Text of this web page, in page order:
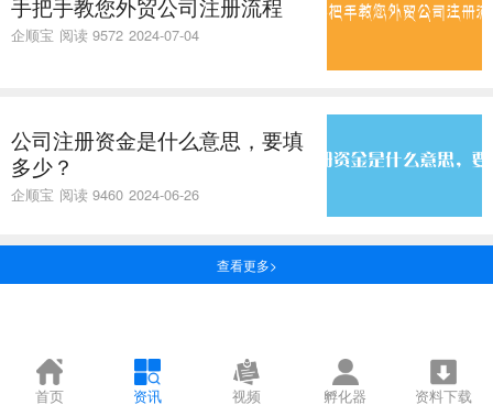
手把手教您外贸公司注册流程
企顺宝 阅读 9572 2024-07-04
公司注册资金是什么意思，要填
多少？
企顺宝 阅读 9460 2024-06-26
查看更多>
首页 资讯 视频 孵化器 资料下载